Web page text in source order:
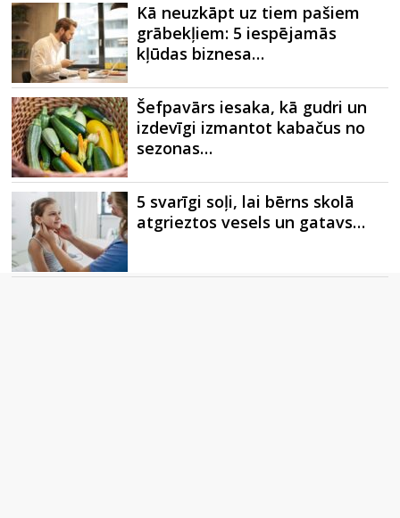
Kā neuzkāpt uz tiem pašiem
grābekļiem: 5 iespējamās
kļūdas biznesa…
Šefpavārs iesaka, kā gudri un
izdevīgi izmantot kabačus no
sezonas…
5 svarīgi soļi, lai bērns skolā
atgrieztos vesels un gatavs…